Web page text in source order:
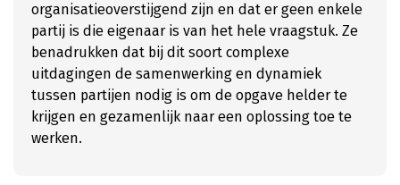
organisatieoverstijgend zijn en dat er geen enkele
partij is die eigenaar is van het hele vraagstuk. Ze
benadrukken dat bij dit soort complexe
uitdagingen de samenwerking en dynamiek
tussen partijen nodig is om de opgave helder te
krijgen en gezamenlijk naar een oplossing toe te
werken.